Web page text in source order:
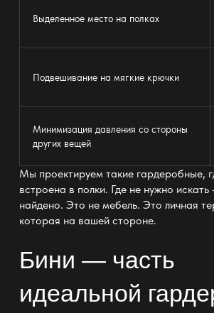
Выделенное место на полках
Подвешивание на мягкие крючки
Минимизация давления со стороны
других вещей
Мы проектируем такие гардеробные,
встроена в полки. Где не нужно
найдено. Это не мебель. Это личная
которая на вашей стороне.
Бини — часть
идеальной